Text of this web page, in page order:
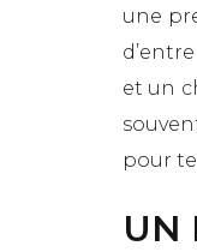
une
et un
pour
UN